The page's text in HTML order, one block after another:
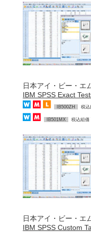
日本アイ・ビー・エ
IBM SPSS Exact
IB500ZH 税込
IB501MX 税込組価
日本アイ・ビー・エ
IBM SPSS Custom